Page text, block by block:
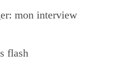
mon interview
flash